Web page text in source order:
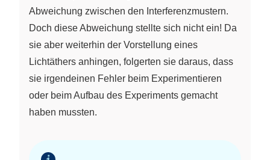
Abweichung zwischen den Interferenzmustern.
Doch diese Abweichung stellte sich nicht ein! Da
sie aber weiterhin der Vorstellung eines
Lichtäthers anhingen, folgerten sie daraus, dass
sie irgendeinen Fehler beim Experimentieren
oder beim Aufbau des Experiments gemacht
haben mussten.